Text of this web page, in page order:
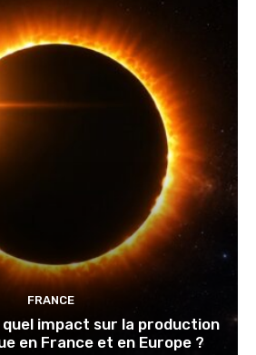
FRANCE
quel impact sur la production
en France et en Europe ?